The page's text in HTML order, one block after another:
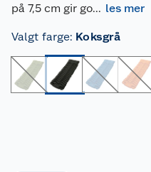
på 7,5 cm gir go... les mer
Valgt farge: Koksgrå